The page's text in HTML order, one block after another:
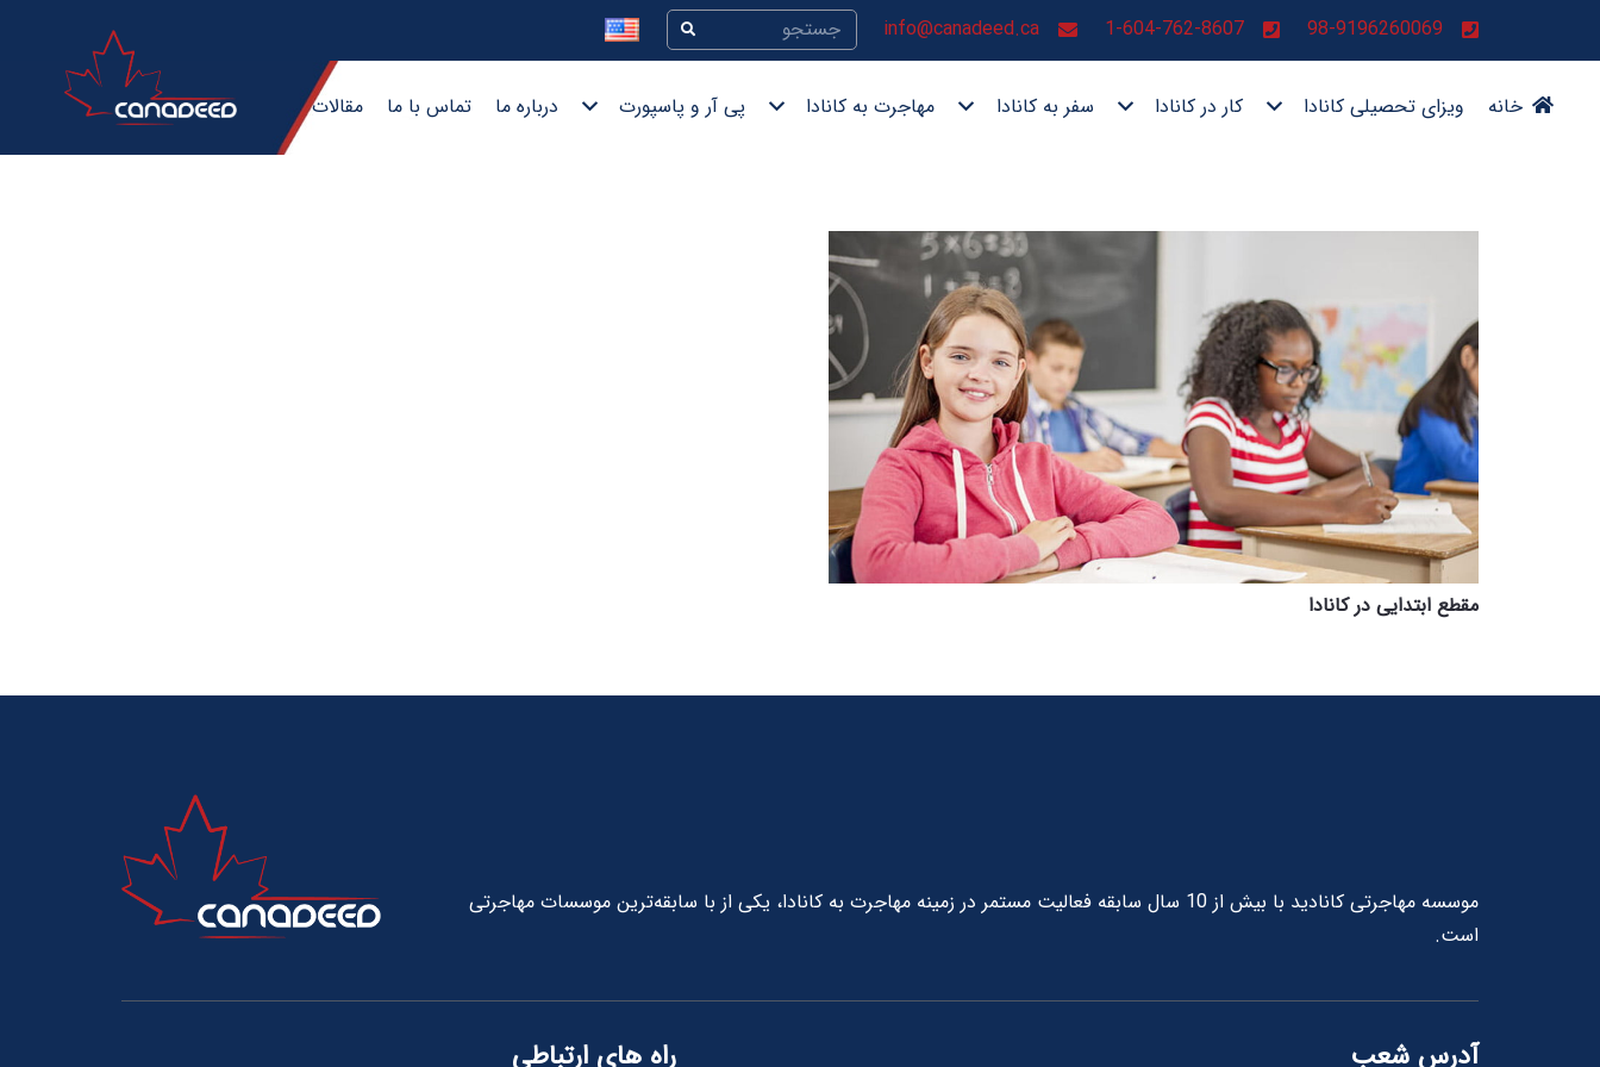
98-9196260069
1-604-762-8607
info@canadeed.ca
خانه ویزای تحصیلی کانادا کار در کانادا سفر به کانادا مهاجرت به کانادا پی آر و پاسپورت درباره ما تماس با ما مقالات
مقطع ابتدایی در کانادا
موسسه مهاجرتی کانادید با بیش از 10 سال سابقه فعالیت مستمر در زمینه مهاجرت به کانادا، یکی از با سابقه‌ترین موسسات مهاجرتی
است.
آدرس شعب راه های ارتباطی